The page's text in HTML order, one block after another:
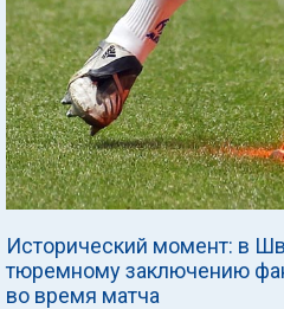
Исторический момент: в
тюремному заключению
во время матча